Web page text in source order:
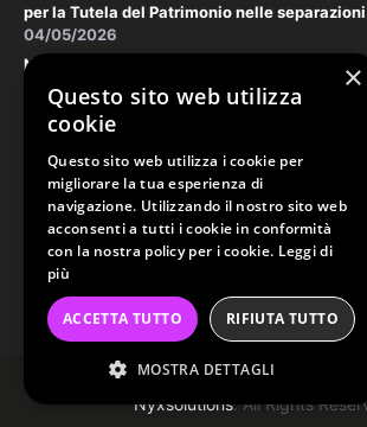
per la Tutela del Patrimonio nelle
04/05/2026
Negoziazione Assistita vs. Tribunale: la
tutelare il vostro patrimonio e la vostra
18/03/2026
Law & Disclaimer
PRIVACY POLICY
COOKIE POLICY
ORDINE AVVOCATI PERUGIA
Copyright Studio Tonzani 2026 © Made with
Nyxsolutions. All Rights
×
Questo sito web utilizza
cookie
Questo sito web utilizza i cookie per
migliorare la tua esperienza di
navigazione. Utilizzando il nostro sito web
acconsenti a tutti i cookie in conformità
con la nostra policy per i cookie. Leggi di
più
ACCETTA TUTTO RIFIUTA TUTTO
MOSTRA DETTAGLI